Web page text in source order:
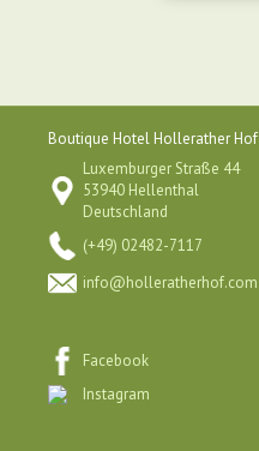
Boutique Hotel Hollerather Hof
Luxemburger Straße 44
53940 Hellenthal
Deutschland
(+49) 02482-7117
info@holleratherhof.com
Facebook
Instagram